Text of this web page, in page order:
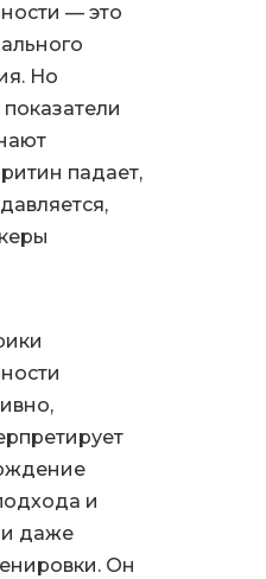
— это
Но
падает,
и
даже
Он